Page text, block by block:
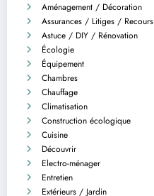
Aménagement / Décoration
Assurances / Litiges / Recours
Astuce / DIY / Rénovation
Écologie
Équipement
Chambres
Chauffage
Climatisation
Construction écologique
Cuisine
Découvrir
Electro-ménager
Entretien
Extérieurs / Jardin